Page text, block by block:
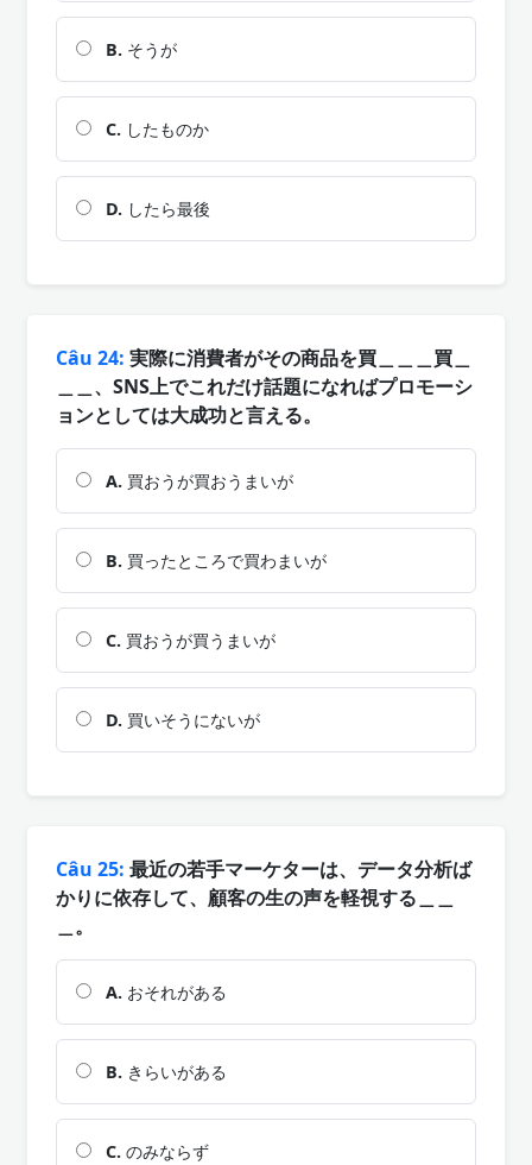
B. そうが
C. したものか
D. したら最後
Câu 24: 実際に消費者がその商品を買＿＿＿買＿
＿＿、SNS上でこれだけ話題になればプロモーシ
ョンとしては大成功と言える。
A. 買おうが買おうまいが
B. 買ったところで買わまいが
C. 買おうが買うまいが
D. 買いそうにないが
Câu 25: 最近の若手マーケターは、データ分析ば
かりに依存して、顧客の生の声を軽視する＿＿
＿。
A. おそれがある
B. きらいがある
C. のみならず